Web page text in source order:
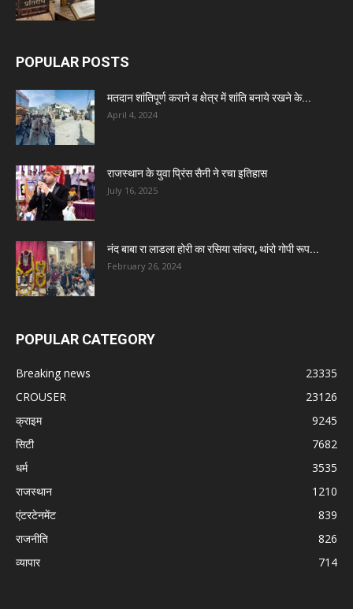
POPULAR POSTS
मतदान शांतिपूर्ण कराने व क्षेत्र में शांति बनाये रखने के...
April 4, 2024
राजस्थान के युवा प्रिंस सैनी ने रचा इतिहास
July 16, 2025
नंद बाबा रा लाडला होरी का रसिया सांवरा, थांरो गोपी रूप...
February 26, 2024
POPULAR CATEGORY
Breaking news
23335
CROUSER
23126
क्राइम
9245
सिटी
7682
धर्म
3535
राजस्थान
1210
एंटरटेनमेंट
839
राजनीति
826
व्यापार
714